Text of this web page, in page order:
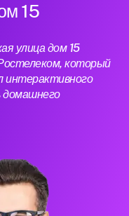
15
улица дом 15
который
интерактивного
домашнего